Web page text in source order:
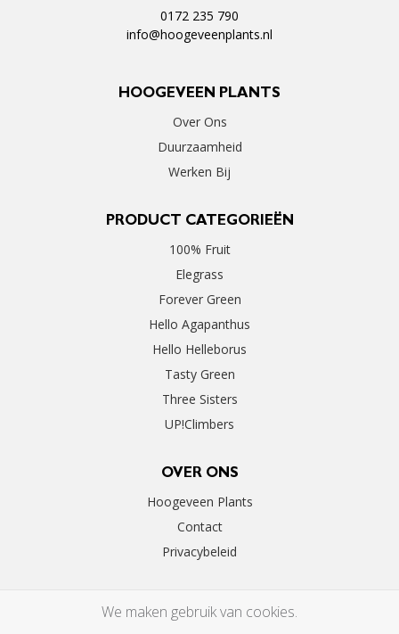
0172 235 790
info@hoogeveenplants.nl
HOOGEVEEN PLANTS
Over Ons
Duurzaamheid
Werken Bij
PRODUCT CATEGORIEËN
100% Fruit
Elegrass
Forever Green
Hello Agapanthus
Hello Helleborus
Tasty Green
Three Sisters
UP!Climbers
OVER ONS
Hoogeveen Plants
Contact
Privacybeleid
We maken gebruik van cookies.